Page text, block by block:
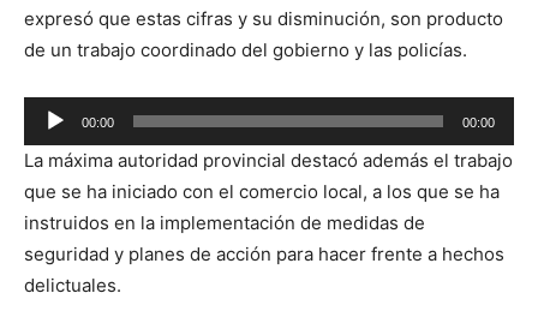
expresó que estas cifras y su disminución, son producto
de un trabajo coordinado del gobierno y las policías.
Reproductor
de
audio
00:00 00:00
La máxima autoridad provincial destacó además el trabajo
que se ha iniciado con el comercio local, a los que se ha
instruidos en la implementación de medidas de
seguridad y planes de acción para hacer frente a hechos
delictuales.